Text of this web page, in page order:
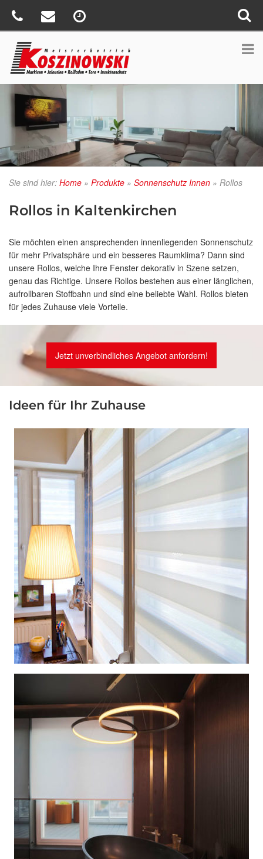
Sie sind hier: Home » Produkte » Sonnenschutz Innen » Rollos
Rollos in Kaltenkirchen
Sie möchten einen ansprechenden innenliegenden Sonnenschutz
für mehr Privatsphäre und ein besseres Raumklima? Dann sind
unsere Rollos, welche Ihre Fenster dekorativ in Szene setzen,
genau das Richtige. Unsere Rollos bestehen aus einer länglichen,
aufrollbaren Stoffbahn und sind eine beliebte Wahl. Rollos bieten
für jedes Zuhause viele Vorteile.
Jetzt unverbindliches Angebot anfordern!
Ideen für Ihr Zuhause